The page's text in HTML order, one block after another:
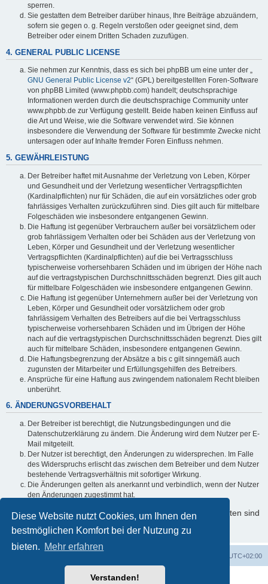
Diese Website nutzt Cookies, um Ihnen den
bestmöglichen Komfort bei der Nutzung zu
bieten. Mehr erfahren
Verstanden!
sperren.
Sie gestatten dem Betreiber darüber hinaus, Ihre Beiträge abzuändern,
sofern sie gegen o. g. Regeln verstoßen oder geeignet sind, dem
Betreiber oder einem Dritten Schaden zuzufügen.
4. GENERAL PUBLIC LICENSE
Sie nehmen zur Kenntnis, dass es sich bei phpBB um eine unter der „
GNU General Public License v2“ (GPL) bereitgestellten Foren-Software
von phpBB Limited (www.phpbb.com) handelt; deutschsprachige
Informationen werden durch die deutschsprachige Community unter
www.phpbb.de zur Verfügung gestellt. Beide haben keinen Einfluss auf
die Art und Weise, wie die Software verwendet wird. Sie können
insbesondere die Verwendung der Software für bestimmte Zwecke nicht
untersagen oder auf Inhalte fremder Foren Einfluss nehmen.
5. GEWÄHRLEISTUNG
Der Betreiber haftet mit Ausnahme der Verletzung von Leben, Körper
und Gesundheit und der Verletzung wesentlicher Vertragspflichten
(Kardinalpflichten) nur für Schäden, die auf ein vorsätzliches oder grob
fahrlässiges Verhalten zurückzuführen sind. Dies gilt auch für mittelbare
Folgeschäden wie insbesondere entgangenen Gewinn.
Die Haftung ist gegenüber Verbrauchern außer bei vorsätzlichem oder
grob fahrlässigem Verhalten oder bei Schäden aus der Verletzung von
Leben, Körper und Gesundheit und der Verletzung wesentlicher
Vertragspflichten (Kardinalpflichten) auf die bei Vertragsschluss
typischerweise vorhersehbaren Schäden und im übrigen der Höhe nach
auf die vertragstypischen Durchschnittsschäden begrenzt. Dies gilt auch
für mittelbare Folgeschäden wie insbesondere entgangenen Gewinn.
Die Haftung ist gegenüber Unternehmern außer bei der Verletzung von
Leben, Körper und Gesundheit oder vorsätzlichem oder grob
fahrlässigem Verhalten des Betreibers auf die bei Vertragsschluss
typischerweise vorhersehbaren Schäden und im Übrigen der Höhe
nach auf die vertragstypischen Durchschnittsschäden begrenzt. Dies gilt
auch für mittelbare Schäden, insbesondere entgangenen Gewinn.
Die Haftungsbegrenzung der Absätze a bis c gilt sinngemäß auch
zugunsten der Mitarbeiter und Erfüllungsgehilfen des Betreibers.
Ansprüche für eine Haftung aus zwingendem nationalem Recht bleiben
unberührt.
6. ÄNDERUNGSVORBEHALT
Der Betreiber ist berechtigt, die Nutzungsbedingungen und die
Datenschutzerklärung zu ändern. Die Änderung wird dem Nutzer per E-
Mail mitgeteilt.
Der Nutzer ist berechtigt, den Änderungen zu widersprechen. Im Falle
des Widerspruchs erlischt das zwischen dem Betreiber und dem Nutzer
bestehende Vertragsverhältnis mit sofortiger Wirkung.
Die Änderungen gelten als anerkannt und verbindlich, wenn der Nutzer
den Änderungen zugestimmt hat.
Informationen über den Umgang mit Ihren persönlichen Daten sind
in der Datenschutzerklärung enthalten.
UTC+02:00
Powered byphpBB® Forum Software © phpBB Limited